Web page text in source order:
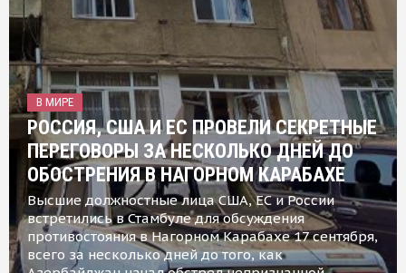
В МИРЕ
РОССИЯ, США И ЕС ПРОВЕЛИ СЕКРЕТНЫЕ
ПЕРЕГОВОРЫ ЗА НЕСКОЛЬКО ДНЕЙ ДО
ОБОСТРЕНИЯ В НАГОРНОМ КАРАБАХЕ
Высшие должностные лица США, ЕС и России
встретились в Стамбуле для обсуждения
противостояния в Нагорном Карабахе 17 сентября,
всего за несколько дней до того, как